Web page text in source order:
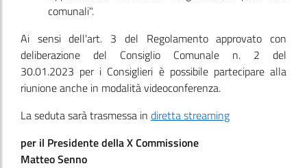
comunali".
Ai sensi dell'art. 3 del Regolamento approvato con
deliberazione del Consiglio Comunale n. 2 del
30.01.2023 per i Consiglieri è possibile partecipare alla
riunione anche in modalità videoconferenza.
La seduta sarà trasmessa in diretta streaming
per il Presidente della X Commissione
Matteo Senno